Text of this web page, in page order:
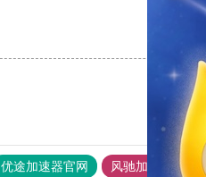
优途加速器官网 风驰加速器